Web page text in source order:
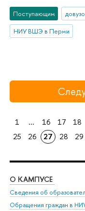
Поступающим
НИУ ВШЭ в Перми
1 ... 16 17 18
25
26 27 28 29
О КАМПУСЕ
Сведения об
Обращения граждан в